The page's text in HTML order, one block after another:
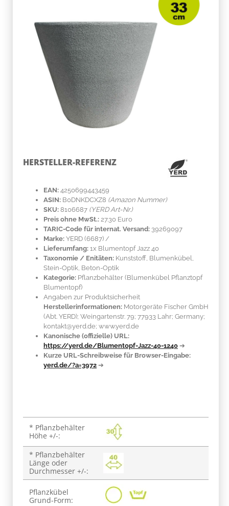
HERSTELLER-REFERENZ
EAN: 4250699443459
ASIN: B0DNKDCXZ8 (Amazon Nummer)
SKU: 8106687 (YERD Art-Nr.)
Preis ohne MwSt.: 27.30 Euro
TARIC-Code für internat. Versand: 39269097
Marke: YERD (6687) /
Lieferumfang: 1x Blumentopf Jazz 40
Taxonomie / Enitäten: Kunststoff, Blumenkübel,
Stein-Optik, Beton-Optik
Kategorie: Pflanzbehälter (Blumenkübel Pflanztopf
Blumentopf)
Angaben zur Produktsicherheit
Herstellerinformationen: Motorgeräte Fischer GmbH
(Abt. YERD); Weingartenstr. 79; 77933 Lahr; Germany;
kontakt@yerd.de; www.yerd.de
Kanonische (offizielle) URL:
https://yerd.de/Blumentopf-Jazz-40-1240 ➔
Kurze URL-Schreibweise für Browser-Eingabe:
yerd.de/?a=3972 ➔
Produkteigenschaft
Wert
* Pflanzbehälter
Höhe +/-:
* Pflanzbehälter
Länge oder
Durchmesser +/-:
Pflanzkübel
Grund-Form: